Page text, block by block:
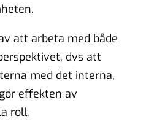
att arbeta med både
dvs att
med det interna,
effekten av
roll.